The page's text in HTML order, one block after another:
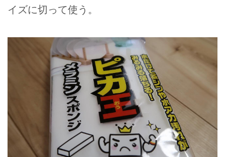
イズに切って使う。